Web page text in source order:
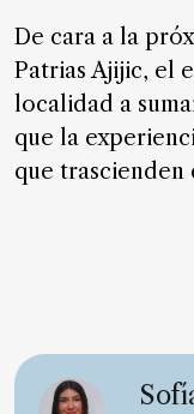
De cara a la
Patrias Ajijic, el
localidad a
que la
que trascienden